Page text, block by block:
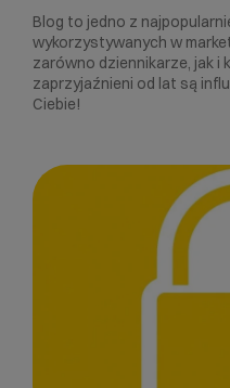
Blog to jedno z
wykorzystywanych w
zarówno dziennikarze, jak i
zaprzyjaźnieni od lat są
Ciebie!